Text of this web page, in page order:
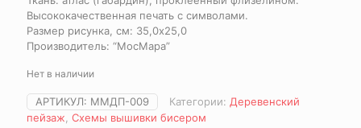
Высококачественная печать с символами.
Размер рисунка, см: 35,0х25,0
Производитель: “МосМара”
Нет в наличии
АРТИКУЛ: ММДП-009 Категории: Деревенский
пейзаж Схемы вышивки бисером